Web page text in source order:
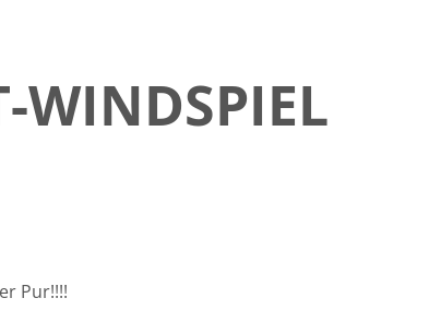
WINDSPIEL
Pur!!!!